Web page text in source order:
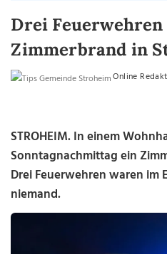
Drei
Zimmerbrand in
Online
STROHEIM. In einem
Sonntagnachmittag ein
Drei Feuerwehren waren im
niemand.